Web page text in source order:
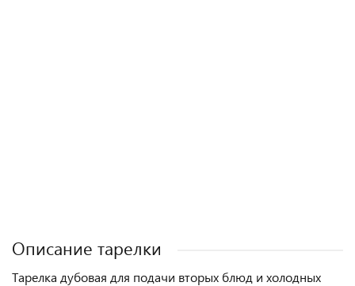
Описание тарелки
Тарелка дубовая для подачи вторых блюд и холодных